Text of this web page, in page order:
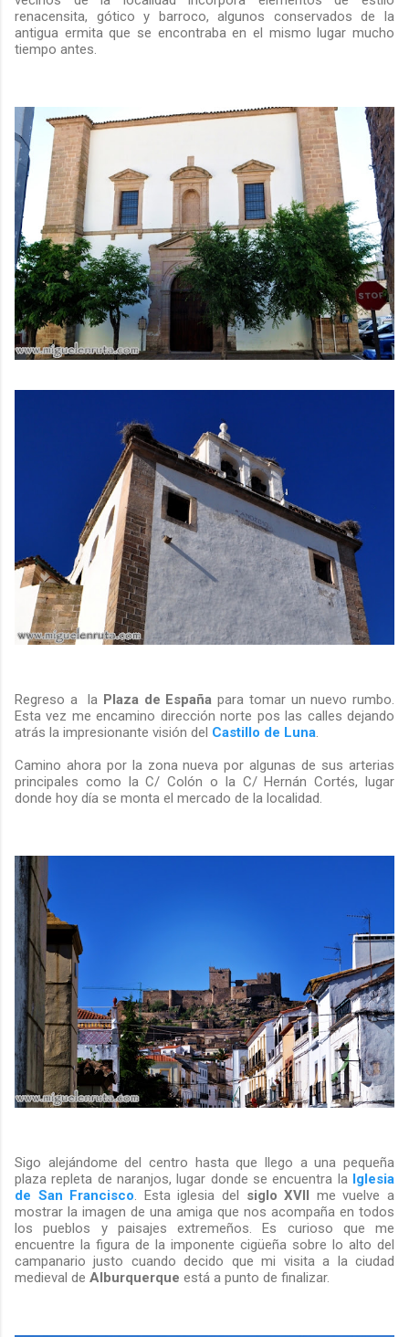
renacensita, gótico y barroco, algunos conservados de la
antigua ermita que se encontraba en el mismo lugar mucho
tiempo antes.
Regreso a la Plaza de España para tomar un nuevo rumbo.
Esta vez me encamino dirección norte pos las calles dejando
atrás la impresionante visión del Castillo de Luna.
Camino ahora por la zona nueva por algunas de sus arterias
principales como la C/ Colón o la C/ Hernán Cortés, lugar
donde hoy día se monta el mercado de la localidad.
Sigo alejándome del centro hasta que llego a una pequeña
plaza repleta de naranjos, lugar donde se encuentra la Iglesia
de San Francisco. Esta iglesia del siglo XVII me vuelve a
mostrar la imagen de una amiga que nos acompaña en todos
los pueblos y paisajes extremeños. Es curioso que me
encuentre la figura de la imponente cigüeña sobre lo alto del
campanario justo cuando decido que mi visita a la ciudad
medieval de Alburquerque está a punto de finalizar.